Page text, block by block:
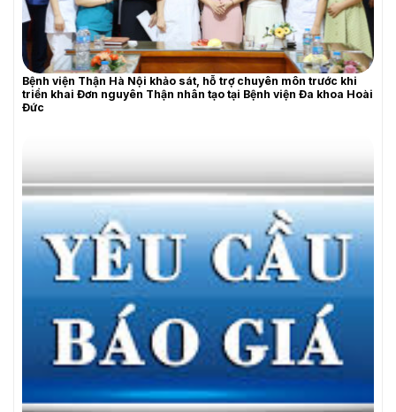
Bệnh viện Thận Hà Nội khảo sát, hỗ trợ chuyên môn trước khi
triển khai Đơn nguyên Thận nhân tạo tại Bệnh viện Đa khoa Hoài
Đức